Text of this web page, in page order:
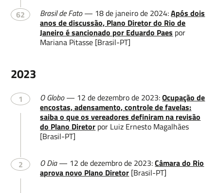
62 Brasil de Fato— 18 de janeiro de 2024:Após dois
anos de discussão, Plano Diretor do Rio de
Janeiro é sancionado por Eduardo Paes por
Mariana Pitasse [Brasil-PT]
2023
1 O Globo— 12 de dezembro de 2023:Ocupação de
encostas, adensamento, controle de favelas:
saiba o que os vereadores definiram na revisão
do Plano Diretor por Luiz Ernesto Magalhães
[Brasil-PT]
2 O Dia— 12 de dezembro de 2023:Câmara do Rio
aprova novo Plano Diretor [Brasil-PT]